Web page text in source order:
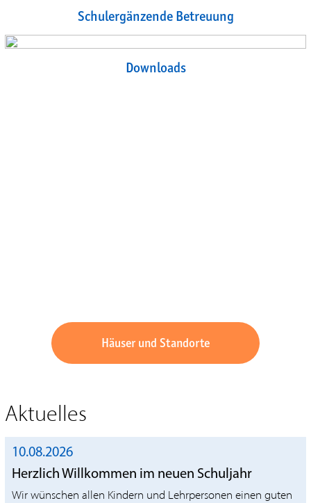
Schulergänzende Betreuung
Downloads
Häuser und Standorte
Aktuelles
10.08.2026
Herzlich Willkommen im neuen Schuljahr
Wir wünschen allen Kindern und Lehrpersonen einen guten